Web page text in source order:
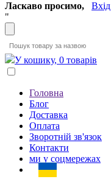
Ласкаво просимо, Вхід
"
У кошику, 0 товарів
Головна
Блог
Доставка
Оплата
Зворотній зв'язок
Контакти
ми у соцмережах